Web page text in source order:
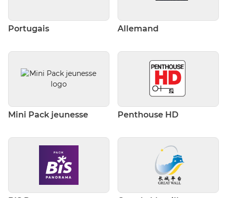
Portugais Allemand
Mini Pack jeunesse Penthouse HD